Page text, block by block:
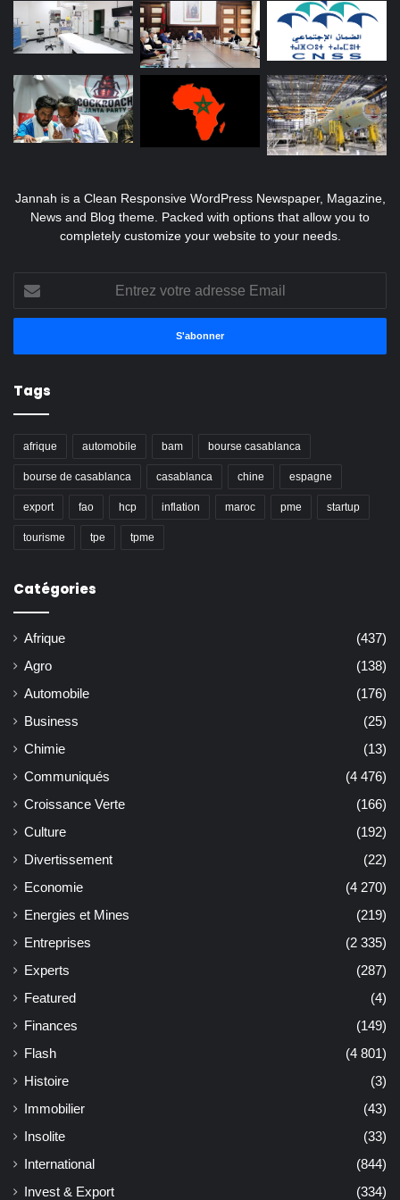
Jannah is a Clean Responsive WordPress Newspaper, Magazine,
News and Blog theme. Packed with options that allow you to
completely customize your website to your needs.
votre
adresse
Tags
afrique automobile bam bourse casablanca
bourse de casablanca casablanca chine espagne
export fao hcp inflation maroc pme startup
tourisme tpe tpme
Catégories
Afrique
(437)
Agro
(138)
Automobile
(176)
Business
(25)
Chimie
(13)
Communiqués
(4 476)
Croissance Verte
(166)
Culture
(192)
Divertissement
(22)
Economie
(4 270)
Energies et Mines
(219)
Entreprises
(2 335)
Experts
(287)
Featured
(4)
Finances
(149)
Flash
(4 801)
Histoire
(3)
Immobilier
(43)
Insolite
(33)
International
(844)
Invest & Export
(334)